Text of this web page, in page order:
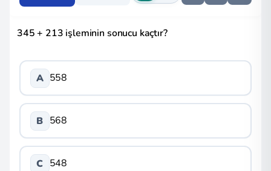
345 + 213 işleminin sonucu kaçtır?
A 558
B 568
C 548